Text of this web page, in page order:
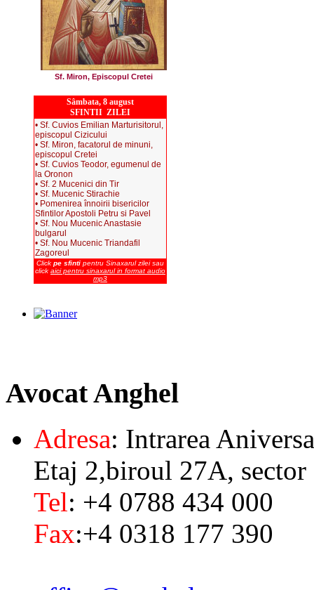
Sf. Miron, Episcopul Cretei
Sâmbata, 8 august
SFINTII ZILEI
• Sf. Cuvios Emilian Marturisitorul,
episcopul Cizicului
• Sf. Miron, facatorul de minuni,
episcopul Cretei
• Sf. Cuvios Teodor, egumenul de
la Oronon
• Sf. 2 Mucenici din Tir
• Sf. Mucenic Stirachie
• Pomenirea înnoirii bisericilor
Sfintilor Apostoli Petru si Pavel
• Sf. Nou Mucenic Anastasie
bulgarul
• Sf. Nou Mucenic Triandafil
Zagoreul
Click pe sfinti pentru Sinaxarul zilei sau
click aici pentru sinaxarul in format audio
mp3
AvocatAnghel
Adresa: Intrarea
Etaj 2,biroul 27A, sector
Tel: +4 0788 434 000
Fax:+4 0318 177 390